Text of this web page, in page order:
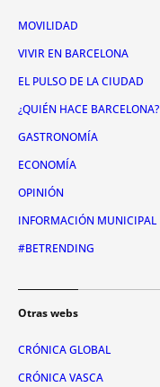
MOVILIDAD
VIVIR EN BARCELONA
EL PULSO DE LA CIUDAD
¿QUIÉN HACE BARCELONA?
GASTRONOMÍA
ECONOMÍA
OPINIÓN
INFORMACIÓN MUNICIPAL
#BETRENDING
Otras webs
CRÓNICA GLOBAL
CRÓNICA VASCA